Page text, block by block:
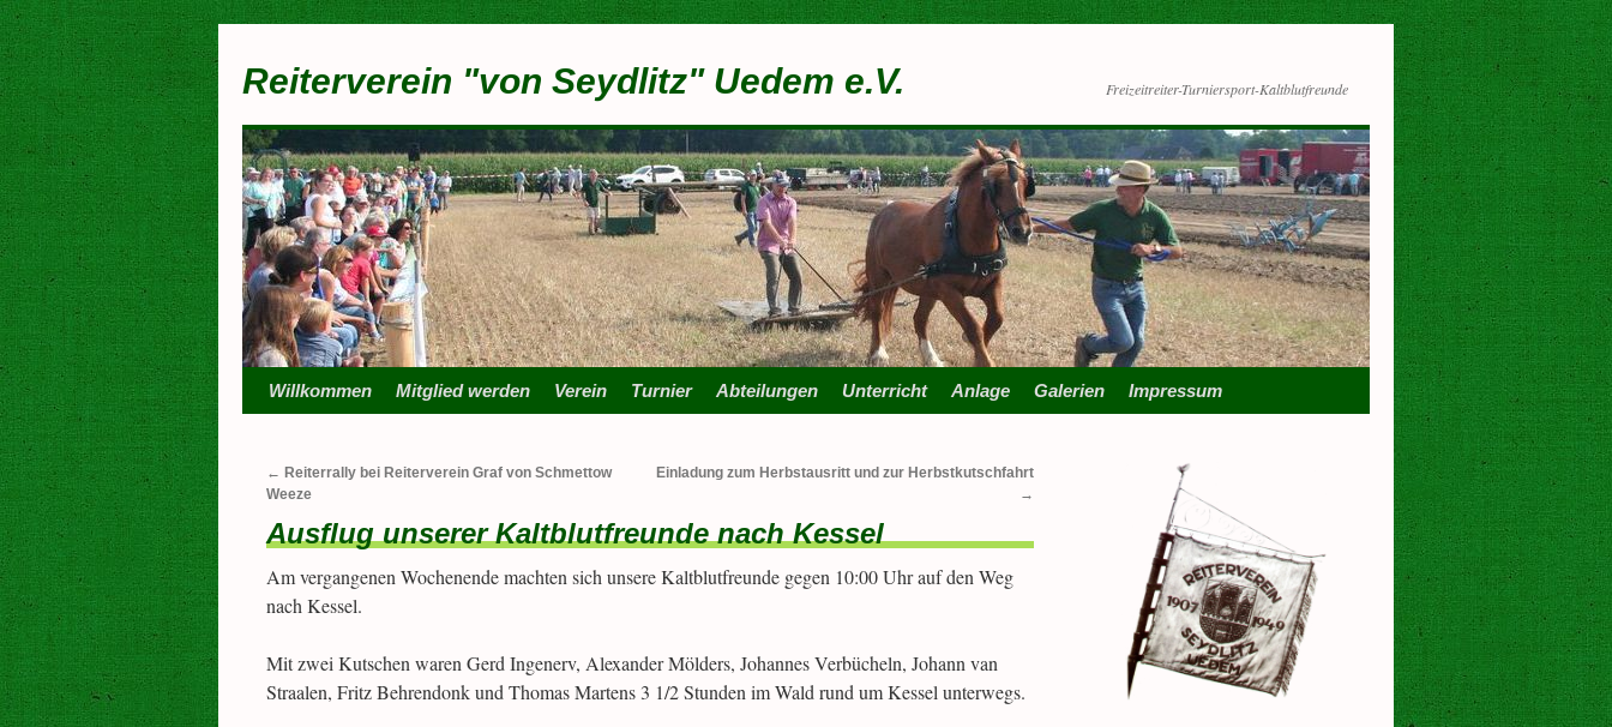
springen
Reiterverein "von Seydlitz" Uedem e.V. Freizeitreiter-Turniersport-Kaltblutfreunde
Willkommen Mitglied werden Verein Turnier Abteilungen Unterricht Anlage Galerien Impressum
← Reiterrally bei Reiterverein Graf von Schmettow
Weeze
Einladung zum Herbstausritt und zur Herbstkutschfahrt
→
Ausflug unserer Kaltblutfreunde nach Kessel
Am vergangenen Wochenende machten sich unsere Kaltblutfreunde gegen 10:00 Uhr auf den Weg
nach Kessel.
Mit zwei Kutschen waren Gerd Ingenerv, Alexander Mölders, Johannes Verbücheln, Johann van
Straalen, Fritz Behrendonk und Thomas Martens 3 1/2 Stunden im Wald rund um Kessel unterwegs.